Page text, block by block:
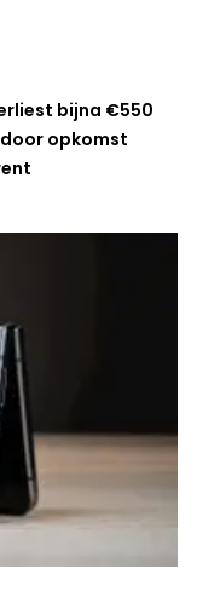
bijna €550
opkomst